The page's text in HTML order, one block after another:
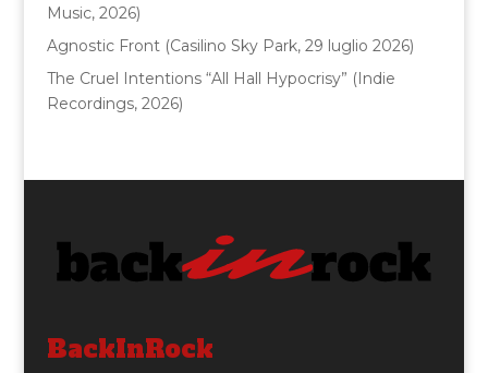
Music, 2026)
Agnostic Front (Casilino Sky Park, 29 luglio 2026)
The Cruel Intentions “All Hall Hypocrisy” (Indie
Recordings, 2026)
BackInRock